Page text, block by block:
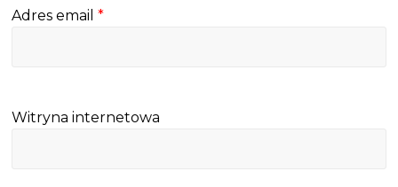
Adres email*
Witryna internetowa